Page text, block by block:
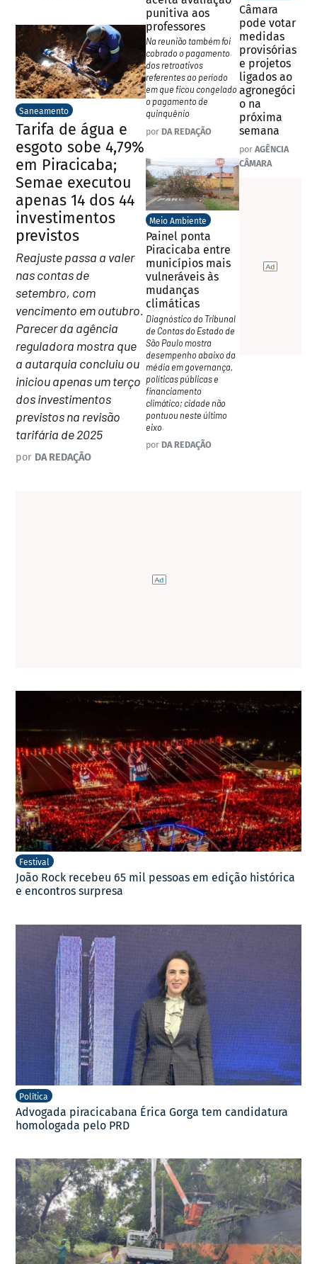
Saneamento
Tarifa de água e
esgoto sobe 4,79%
em Piracicaba;
Semae executou
apenas 14 dos 44
investimentos
previstos
Reajuste passa a valer
nas contas de
setembro, com
vencimento em outubro.
Parecer da agência
reguladora mostra que
a autarquia concluiu ou
iniciou apenas um terço
dos investimentos
previstos na revisão
tarifária de 2025
por DA REDAÇÃO
punitiva aos
professores
Na reunião também foi
cobrado o pagamento
dos retroativos
referentes ao período
em que ficou congelado
o pagamento de
quinquênio
por DA REDAÇÃO
Meio Ambiente
Painel ponta
Piracicaba entre
municípios mais
vulneráveis às
mudanças
climáticas
Diagnóstico do Tribunal
de Contas do Estado de
São Paulo mostra
desempenho abaixo da
média em governança,
políticas públicas e
financiamento
climático; cidade não
pontuou neste último
eixo
por DA REDAÇÃO
Câmara
pode votar
medidas
provisórias
e projetos
ligados ao
agronegóci
o na
próxima
semana
por AGÊNCIA
CÂMARA
Festival
João Rock recebeu 65 mil pessoas em edição histórica
e encontros surpresa
Política
Advogada piracicabana Érica Gorga tem candidatura
homologada pelo PRD